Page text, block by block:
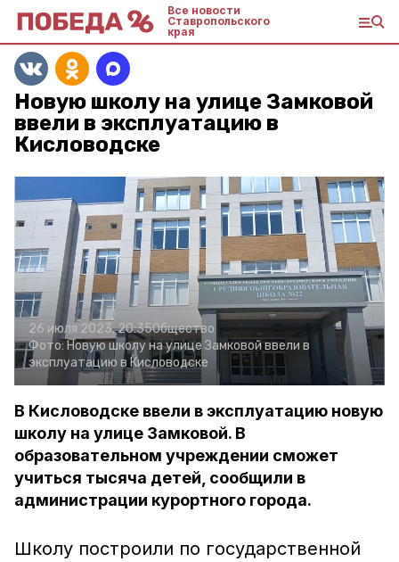
Все новости
Ставропольского
края
Новую школу на улице Замковой
ввели в эксплуатацию в
Кисловодске
26 июля 2023, 20:35Общество
Фото: Новую школу на улице Замковой ввели в
эксплуатацию в Кисловодске
В Кисловодске ввели в эксплуатацию новую
школу на улице Замковой. В
образовательном учреждении сможет
учиться тысяча детей, сообщили в
администрации курортного города.
Школу построили по государственной